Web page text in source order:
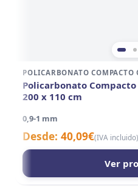
POLICARBONATO
Policarbonato
200 x 110 cm
0,9-1 mm
Desde: 40,09€(IVA incluido)
Ver